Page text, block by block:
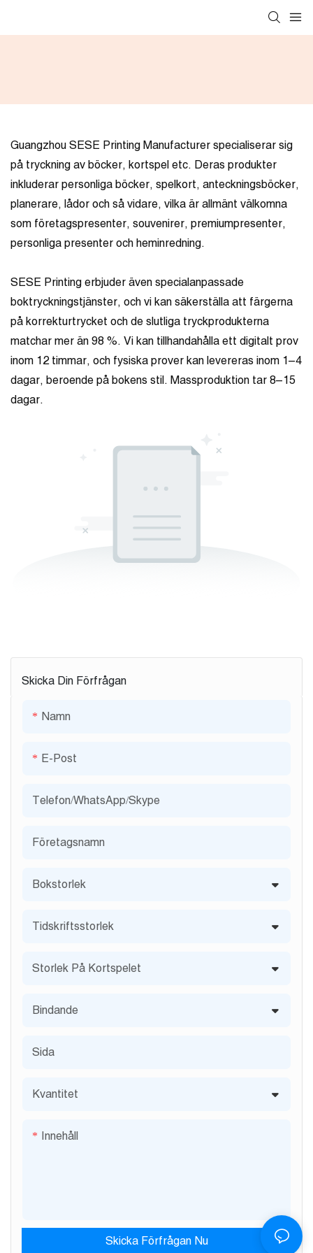
Skicka Din Förfrågan
Namn
E-Post
Telefon/WhatsApp/Skype
Företagsnamn
Bokstorlek
Tidskriftsstorlek
Storlek På Kortspelet
Bindande
Sida
Kvantitet
Innehåll
Skicka Förfrågan Nu
Guangzhou SESE Printing Manufacturer specialiserar sig
på tryckning av böcker, kortspel etc. Deras produkter
inkluderar personliga böcker, spelkort, anteckningsböcker,
planerare, lådor och så vidare, vilka är allmänt välkomna
som företagspresenter, souvenirer, premiumpresenter,
personliga presenter och heminredning.
SESE Printing erbjuder även specialanpassade
boktryckningstjänster, och vi kan säkerställa att färgerna
på korrekturtrycket och de slutliga tryckprodukterna
matchar mer än 98 %. Vi kan tillhandahålla ett digitalt prov
inom 12 timmar, och fysiska prover kan levereras inom 1–4
dagar, beroende på bokens stil. Massproduktion tar 8–15
dagar.